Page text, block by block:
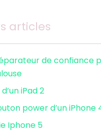
articles
de confiance
iPad 2
power d’un iPhone
Iphone 5